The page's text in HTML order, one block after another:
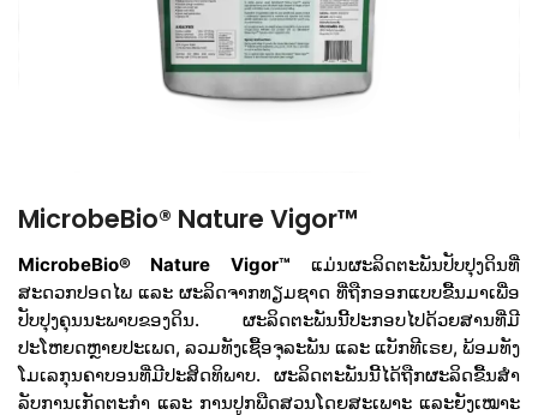
MicrobeBio® Nature Vigor™
MicrobeBio® Nature Vigor™ ແມ່ນຜະລິດຕະພັນປັບປຸງດິນທີ່
ສະດວກປອດໄພ ແລະ ຜະລິດຈາກທຽມຊາດ ທີ່ຖືກອອກແບບຂື້ນມາເພື່ອ
ປັບປຸງຄຸນນະພາບຂອງດິນ. ຜະລິດຕະພັນນີ້ປະກອບໄປດ້ວຍສານທີ່ມີ
ປະໂຫຍດຫຼາຍປະເພດ, ລວມທັງເຊື້ອຈຸລະພັນ ແລະ ແບັກທີເຣຍ, ພ້ອມທັງ
ໂມເລກຸນຄາບອນທີ່ມີປະສິດທິພາບ. ຜະລິດຕະພັນນີ້ໄດ້ຖືກຜະລິດຂື້ນສໍາ
ລັບການເກັດຕະກໍາ ແລະ ການປູກພືດສວນໂດຍສະເພາະ ແລະຍັງເໝາະ